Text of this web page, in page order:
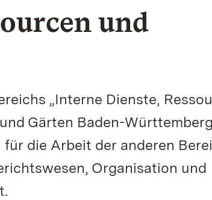
und
„Interne Dienste,
Gärten Baden-Württemberg
die Arbeit der anderen
Organisation und